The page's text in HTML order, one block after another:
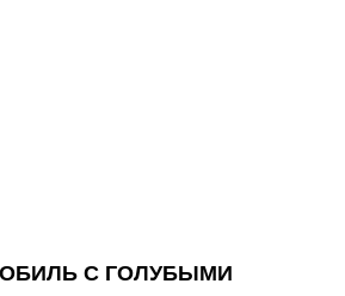
С ГОЛУБЫМИ